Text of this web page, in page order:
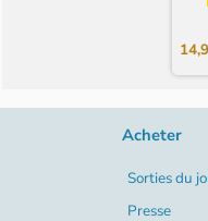
Acheter
Sorties du
Presse